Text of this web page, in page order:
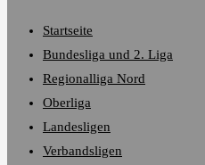
Startseite
Bundesliga und 2. Liga
Regionalliga Nord
Oberliga
Landesligen
Verbandsligen